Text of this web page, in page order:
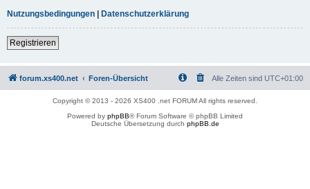
Nutzungsbedingungen | Datenschutzerklärung
Registrieren
forum.xs400.net Foren-Übersicht Alle Zeiten sind UTC+01:00
Copyright © 2013 - 2026 XS400 .net FORUM All rights reserved.
Powered by phpBB® Forum Software © phpBB Limited
Deutsche Übersetzung durch phpBB.de